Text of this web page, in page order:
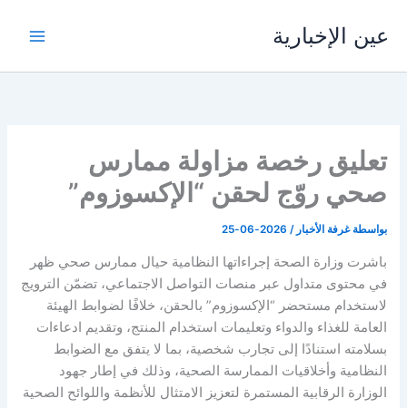
المحتوى
عين الإخبارية
تعليق رخصة مزاولة ممارس
صحي روّج لحقن “الإكسوزوم”
بواسطة غرفة الأخبار/
2026-06-25
باشرت وزارة الصحة إجراءاتها النظامية حيال ممارس صحي ظهر
في محتوى متداول عبر منصات التواصل الاجتماعي، تضمّن الترويج
لاستخدام مستحضر “الإكسوزوم” بالحقن، خلافًا لضوابط الهيئة
العامة للغذاء والدواء وتعليمات استخدام المنتج، وتقديم ادعاءات
بسلامته استنادًا إلى تجارب شخصية، بما لا يتفق مع الضوابط
النظامية وأخلاقيات الممارسة الصحية، وذلك في إطار جهود
الوزارة الرقابية المستمرة لتعزيز الامتثال للأنظمة واللوائح الصحية